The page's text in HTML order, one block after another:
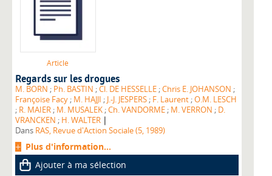
Article
Regards sur les drogues
M. BORN ; Ph. BASTIN ;Cl. DE HESSELLE ;Chris E. JOHANSON ;
Françoise Facy ; M. HAJJI ; J.-J. JESPERS ; F. Laurent ;O.M. LESCH
; R. MAIER ; M. MUSALEK ;Ch. VANDORME ; M. VERRON ; D.
VRANCKEN ; H. WALTER |
Dans RAS, Revue d'Action Sociale (5, 1989)
Plus d'information...
Ajouter à ma sélection